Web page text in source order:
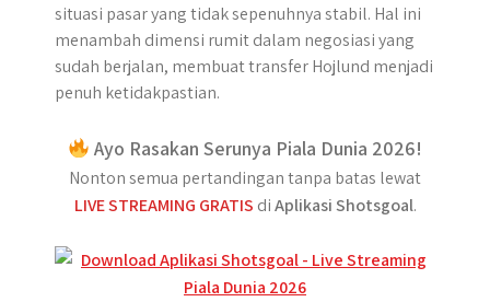
situasi pasar yang tidak sepenuhnya stabil. Hal ini
menambah dimensi rumit dalam negosiasi yang
sudah berjalan, membuat transfer Hojlund menjadi
penuh ketidakpastian.
Ayo Rasakan Serunya Piala Dunia 2026!
Nonton semua pertandingan tanpa batas lewat
LIVE STREAMING GRATIS diAplikasi Shotsgoal.